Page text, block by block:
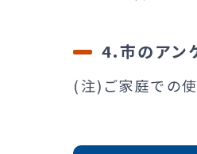
4.市のアン
(注)ご家庭での